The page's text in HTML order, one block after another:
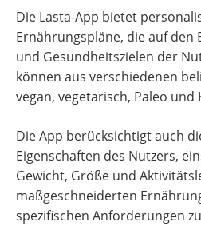
Die Lasta-App bietet
Ernährungspläne, die auf den
und Gesundheitszielen der
können aus verschiedenen
vegan, vegetarisch, Paleo und
Die App berücksichtigt auch
Eigenschaften des Nutzers,
Gewicht, Größe und
maßgeschneiderten
spezifischen Anforderungen